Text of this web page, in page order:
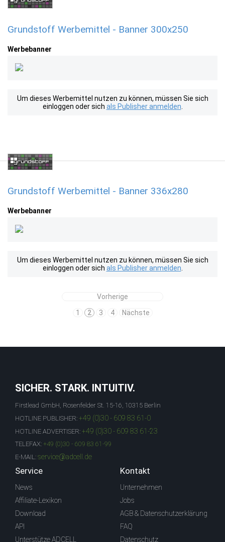
Grundstoff Werbemittel - Banner 300x250
Werbebanner
Um dieses Werbemittel nutzen zu können, müssen Sie sich
einloggen oder sich als Publisher anmelden
Grundstoff Werbemittel - Banner 336x280
Werbebanner
Um dieses Werbemittel nutzen zu können, müssen Sie sich
einloggen oder sich als Publisher anmelden
Vorherige
1
2 3 4 Nächste
SICHER. STARK. INTUITIV.
Firstlead GmbH, Rosenfelder St. 15-16, 10315 Berlin
HOTLINE PUBLISHER: +49 (0)30 - 609 83 61-0
HOTLINE ADVERTISER: +49 (0)30 - 609 83 61-23
TELEFAX: +49 (0)30 - 609 83 61-99
E-MAIL: service@adcell.de
Service
News
Affiliate-Lexikon
Download
API
Unterstütze ADCELL
Kontakt
Unternehmen
Jobs
AGB & Datenschutzerklärung
FAQ
Datenschutz